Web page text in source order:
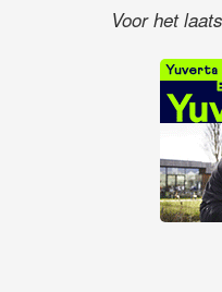
Voor het